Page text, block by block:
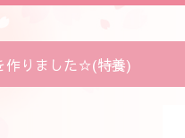
作りました☆(特養)